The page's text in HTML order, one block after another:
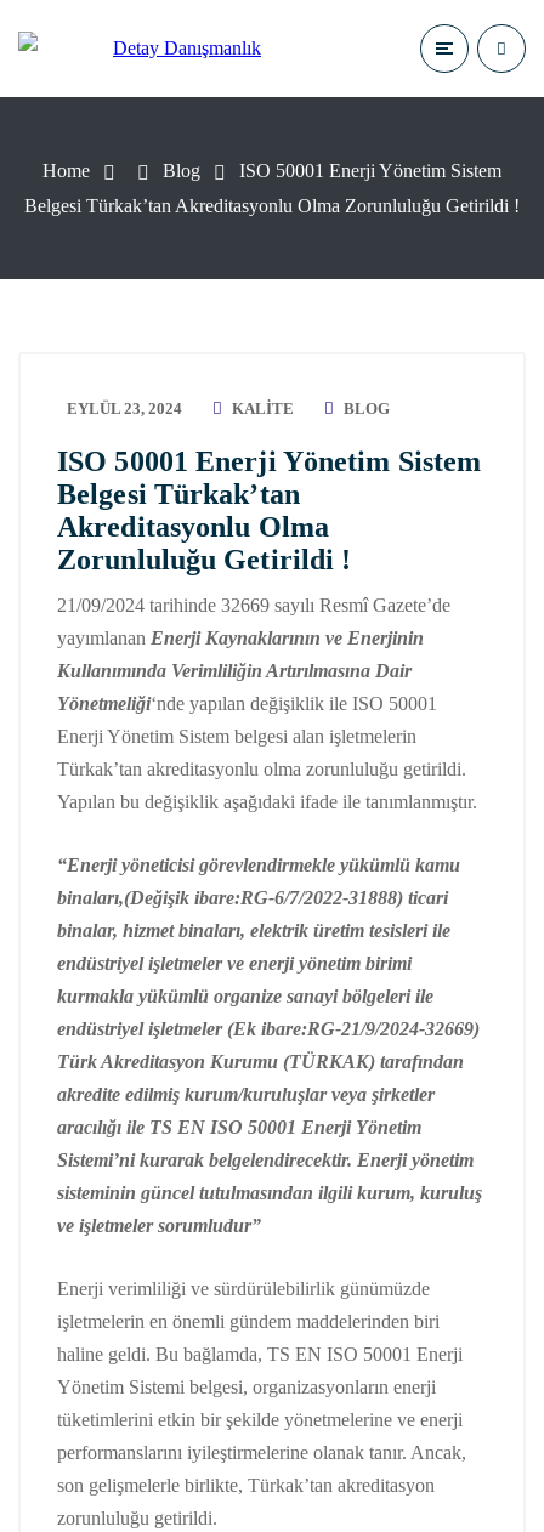
Home Blog
ISO 50001 Enerji Yönetim Sistem
Belgesi Türkak’tan Akreditasyonlu Olma Zorunluluğu Getirildi !
EYLÜL 23, 2024 KALITE BLOG
ISO 50001 Enerji Yönetim Sistem
Belgesi Türkak’tan
Akreditasyonlu Olma
Zorunluluğu Getirildi !
21/09/2024 tarihinde 32669 sayılı Resmî Gazete’de
yayımlanan Enerji Kaynaklarının ve Enerjinin
Kullanımında Verimliliğin Artırılmasına Dair
Yönetmeliği‘nde yapılan değişiklik ile ISO 50001
Enerji Yönetim Sistem belgesi alan işletmelerin
Türkak’tan akreditasyonlu olma zorunluluğu getirildi.
Yapılan bu değişiklik aşağıdaki ifade ile tanımlanmıştır.
“Enerji yöneticisi görevlendirmekle yükümlü kamu
binaları,(Değişik ibare:RG-6/7/2022-31888) ticari
binalar, hizmet binaları, elektrik üretim tesisleri ile
endüstriyel işletmeler ve enerji yönetim birimi
kurmakla yükümlü organize sanayi bölgeleri ile
endüstriyel işletmeler (Ek ibare:RG-21/9/2024-32669)
Türk Akreditasyon Kurumu (TÜRKAK) tarafından
akredite edilmiş kurum/kuruluşlar veya şirketler
aracılığı ile TS EN ISO 50001 Enerji Yönetim
Sistemi’ni kurarak belgelendirecektir. Enerji yönetim
sisteminin güncel tutulmasından ilgili kurum, kuruluş
ve işletmeler sorumludur”
Enerji verimliliği ve sürdürülebilirlik günümüzde
işletmelerin en önemli gündem maddelerinden biri
haline geldi. Bu bağlamda, TS EN ISO 50001 Enerji
Yönetim Sistemi belgesi, organizasyonların enerji
tüketimlerini etkin bir şekilde yönetmelerine ve enerji
performanslarını iyileştirmelerine olanak tanır. Ancak,
son gelişmelerle birlikte, Türkak’tan akreditasyon
zorunluluğu getirildi.